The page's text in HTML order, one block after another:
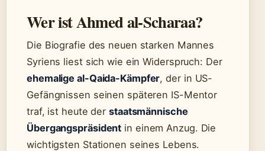
Wer ist Ahmed al-Scharaa?
Die Biografie des neuen starken Mannes
Syriens liest sich wie ein Widerspruch: Der
ehemalige al-Qaida-Kämpfer, der in US-
Gefängnissen seinen späteren IS-Mentor
traf, ist heute der staatsmännische
Übergangspräsident in einem Anzug. Die
wichtigsten Stationen seines Lebens.